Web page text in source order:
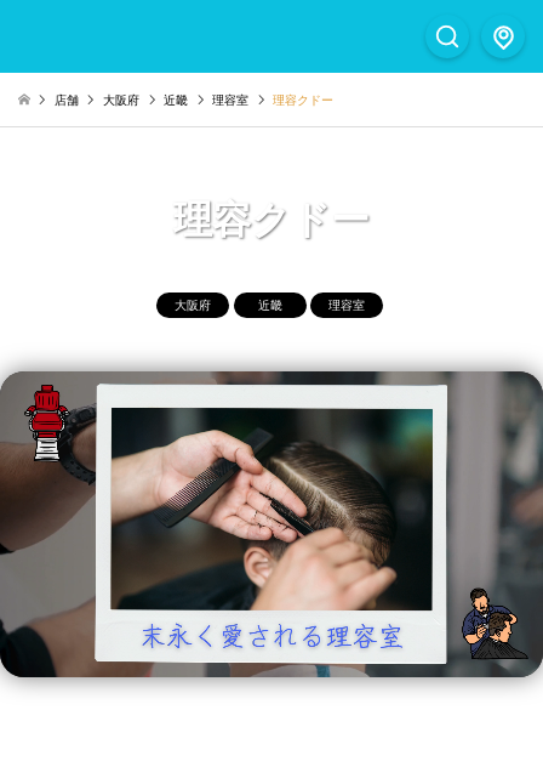
店舗 大阪府 近畿 理容室 理容クドー
理容クドー
大阪府 近畿 理容室